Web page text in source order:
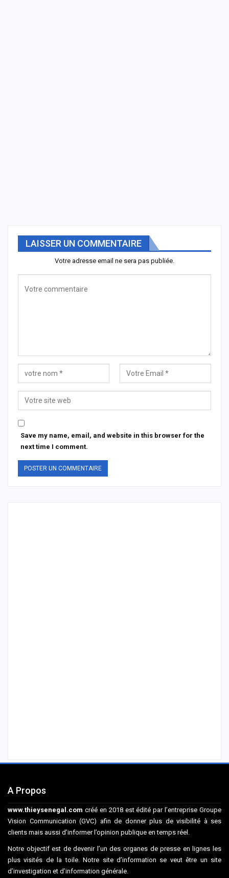
LAISSER UN COMMENTAIRE
Votre adresse email ne sera pas publiée.
Save my name, email, and website in this browser for the
next time I comment.
A Propos
www.thieysenegal.com créé en 2018 est édité par l’entreprise Groupe
Vision Communication (GVC) afin de donner plus de visibilité à ses
clients mais aussi d’informer l’opinion publique en temps réel.
Notre objectif est de devenir l’un des organes de presse en lignes les
plus visités de la toile. Notre site d’information se veut être un site
d’investigation et d’information générale.